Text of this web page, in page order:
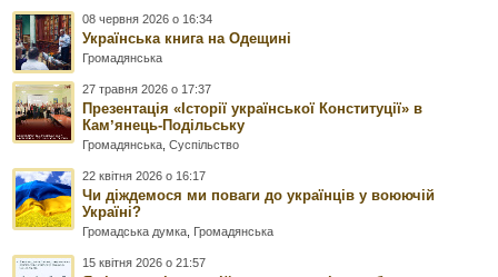
08 червня 2026 о 16:34
Українська книга на Одещині
Громадянська
27 травня 2026 о 17:37
Презентація «Історії української Конституції» в
Камʼянець-Подільську
Громадянська ,Суспільство
22 квітня 2026 о 16:17
Чи діждемося ми поваги до українців у воюючій
Україні?
Громадська думка Громадянська
15 квітня 2026 о 21:57